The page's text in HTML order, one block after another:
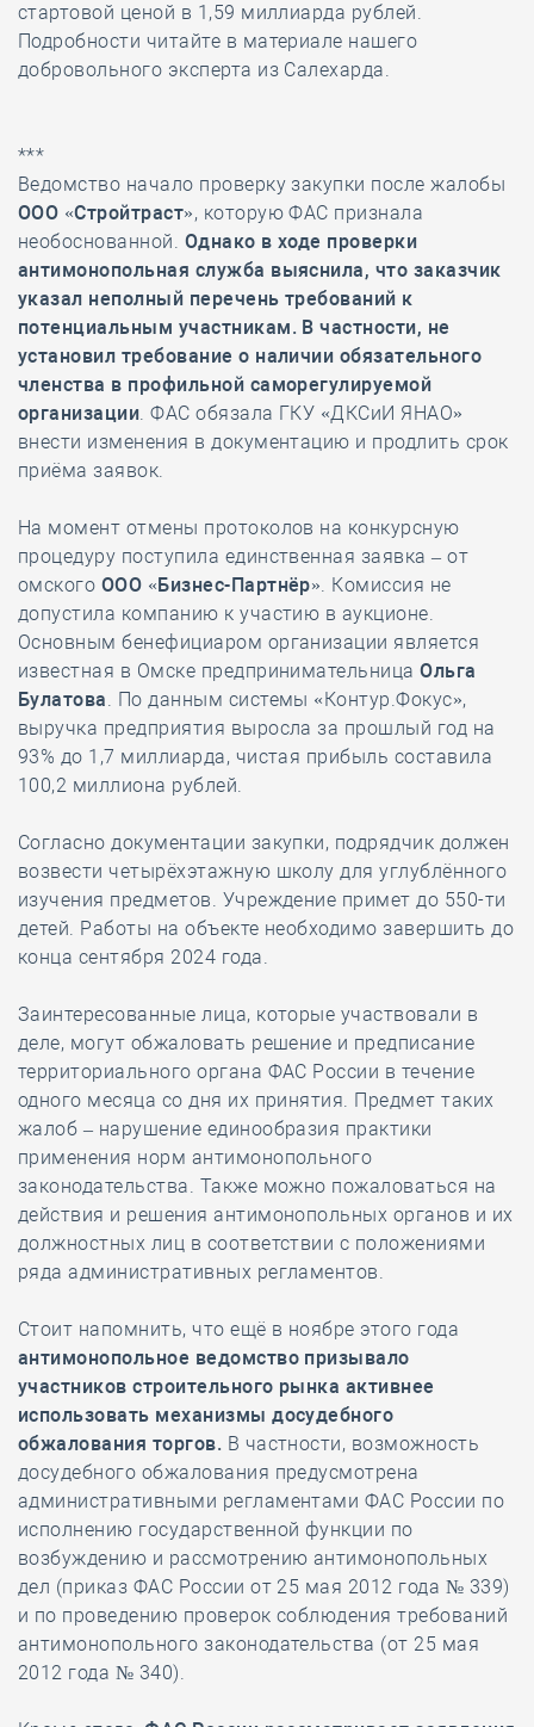
стартовой ценой в 1,59 миллиарда рублей.
Подробности читайте в материале нашего
добровольного эксперта из Салехарда.
***
Ведомство начало проверку закупки после жалобы
ООО «Стройтраст», которую ФАС признала
необоснованной. Однако в ходе проверки
антимонопольная служба выяснила, что заказчик
указал неполный перечень требований к
потенциальным участникам. В частности, не
установил требование о наличии обязательного
членства в профильной саморегулируемой
организации. ФАС обязала ГКУ «ДКСиИ ЯНАО»
внести изменения в документацию и продлить срок
приёма заявок.
На момент отмены протоколов на конкурсную
процедуру поступила единственная заявка – от
омского ООО «Бизнес-Партнёр». Комиссия не
допустила компанию к участию в аукционе.
Основным бенефициаром организации является
известная в Омске предпринимательницаОльга
Булатова. По данным системы «Контур.Фокус»,
выручка предприятия выросла за прошлый год на
93% до 1,7 миллиарда, чистая прибыль составила
100,2 миллиона рублей.
Согласно документации закупки, подрядчик должен
возвести четырёхэтажную школу для углублённого
изучения предметов. Учреждение примет до 550-ти
детей. Работы на объекте необходимо завершить до
конца сентября 2024 года.
Заинтересованные лица, которые участвовали в
деле, могут обжаловать решение и предписание
территориального органа ФАС России в течение
одного месяца со дня их принятия. Предмет таких
жалоб – нарушение единообразия практики
применения норм антимонопольного
законодательства. Также можно пожаловаться на
действия и решения антимонопольных органов и их
должностных лиц в соответствии с положениями
ряда административных регламентов.
Стоит напомнить, что ещё в ноябре этого года
антимонопольное ведомство призывало
участников строительного рынка активнее
использовать механизмы досудебного
обжалования торгов. В частности, возможность
досудебного обжалования предусмотрена
административными регламентами ФАС России по
исполнению государственной функции по
возбуждению и рассмотрению антимонопольных
дел (приказ ФАС России от 25 мая 2012 года № 339)
и по проведению проверок соблюдения требований
антимонопольного законодательства (от 25 мая
2012 года № 340).